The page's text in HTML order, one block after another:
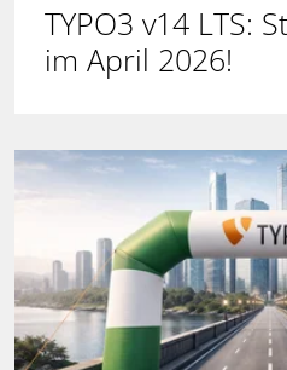
TYPO3 v14 LTS:
im April 2026!